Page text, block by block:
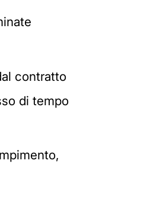
contratto
di tempo